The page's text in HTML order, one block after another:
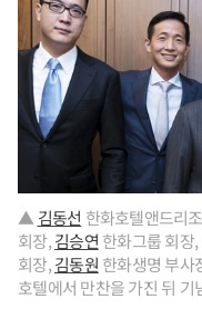
▲ 김동선 한화호텔앤드리
회장,김승연 한화그룹 회장
회장,김동원 한화생명 부사
호텔에서 만찬을 가진 뒤 기